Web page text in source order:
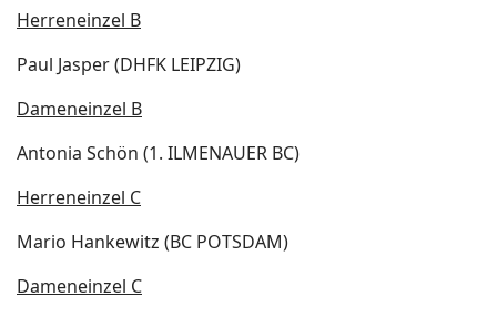
Herreneinzel B
Paul Jasper (DHFK LEIPZIG)
Dameneinzel B
Antonia Schön (1. ILMENAUER BC)
Herreneinzel C
Mario Hankewitz (BC POTSDAM)
Dameneinzel C